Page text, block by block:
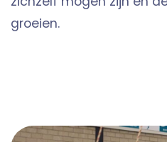
groeien.